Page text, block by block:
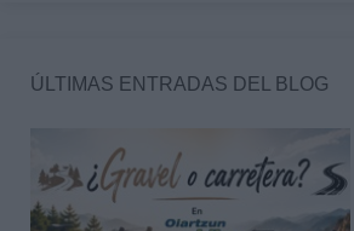
ÚLTIMAS ENTRADAS DEL BLOG